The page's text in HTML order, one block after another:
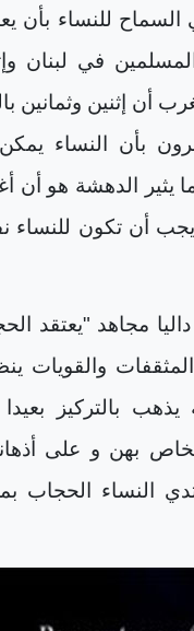
السماح للنساء بأن
في لبنان
أن إثنين وثمانين
بأن النساء
الدهشة هو أن
يجب أن تكون
مجاهد "يعتقد
والقويات
بالتركيز
بهن و على
النساء الحجاب